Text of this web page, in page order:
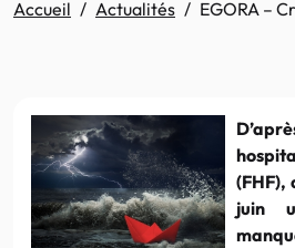
Accueil Actualités EGORA –
(FHF),
juin